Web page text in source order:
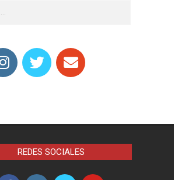
REDES SOCIALES